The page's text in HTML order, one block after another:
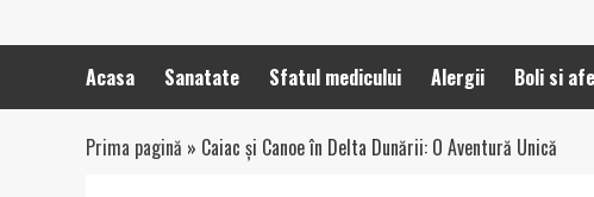
Acasa Sanatate Sfatul medicului Alergii Boli si
Prima pagină » Caiac și Canoe în Delta Dunării: O Aventură Unică